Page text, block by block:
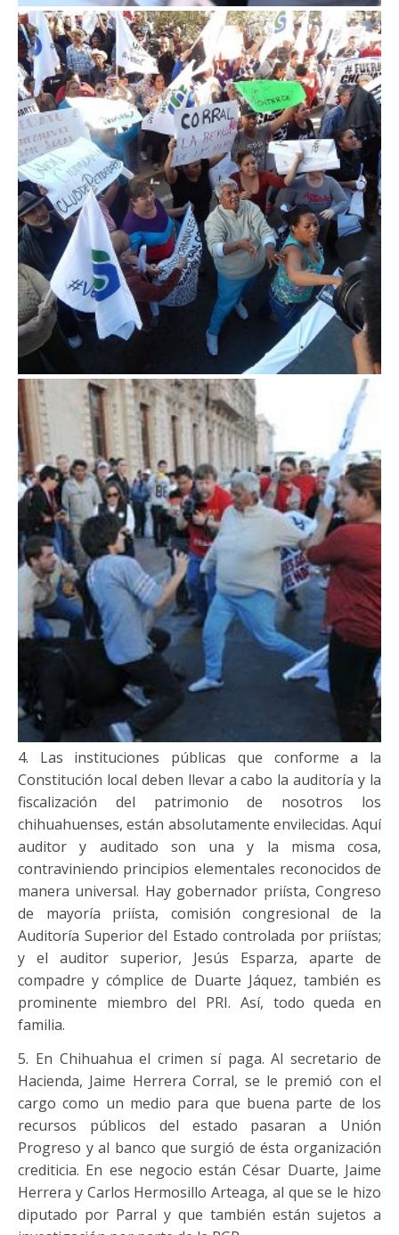
4. Las instituciones públicas que conforme a la
Constitución local deben llevar a cabo la auditoría y la
fiscalización del patrimonio de nosotros los
chihuahuenses, están absolutamente envilecidas. Aquí
auditor y auditado son una y la misma cosa,
contraviniendo principios elementales reconocidos de
manera universal. Hay gobernador priísta, Congreso
de mayoría priísta, comisión congresional de la
Auditoría Superior del Estado controlada por priístas;
y el auditor superior, Jesús Esparza, aparte de
compadre y cómplice de Duarte Jáquez, también es
prominente miembro del PRI. Así, todo queda en
familia.
5. En Chihuahua el crimen sí paga. Al secretario de
Hacienda, Jaime Herrera Corral, se le premió con el
cargo como un medio para que buena parte de los
recursos públicos del estado pasaran a Unión
Progreso y al banco que surgió de ésta organización
crediticia. En ese negocio están César Duarte, Jaime
Herrera y Carlos Hermosillo Arteaga, al que se le hizo
diputado por Parral y que también están sujetos a